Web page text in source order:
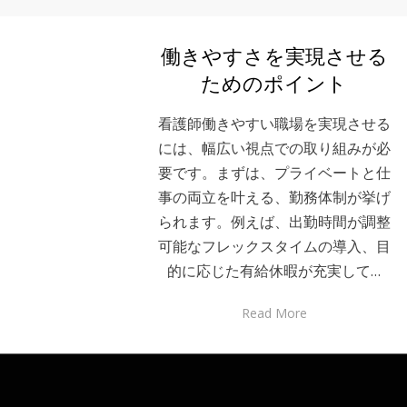
働きやすさを実現させる
ためのポイント
看護師働きやすい職場を実現させる
には、幅広い視点での取り組みが必
要です。まずは、プライベートと仕
事の両立を叶える、勤務体制が挙げ
られます。例えば、出勤時間が調整
可能なフレックスタイムの導入、目
的に応じた有給休暇が充実して…
Read More